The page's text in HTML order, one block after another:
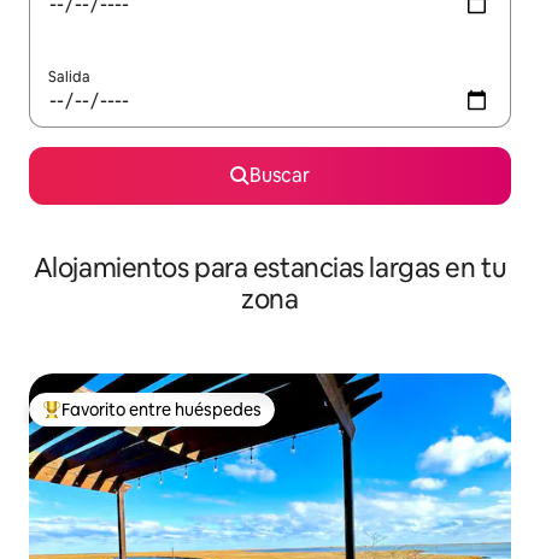
Salida
Buscar
Alojamientos para estancias largas en tu
zona
De los mejores en Favorito entre huéspedes
Favorito entre huéspedes